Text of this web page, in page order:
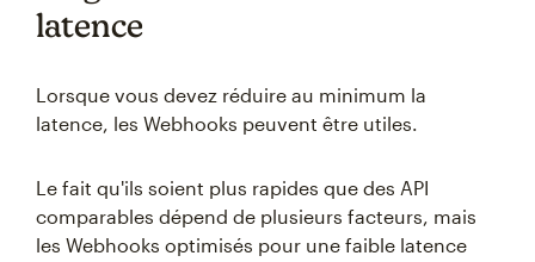
latence
Lorsque vous devez réduire au minimum la
latence, les Webhooks peuvent être utiles.
Le fait qu'ils soient plus rapides que des API
comparables dépend de plusieurs facteurs, mais
les Webhooks optimisés pour une faible latence